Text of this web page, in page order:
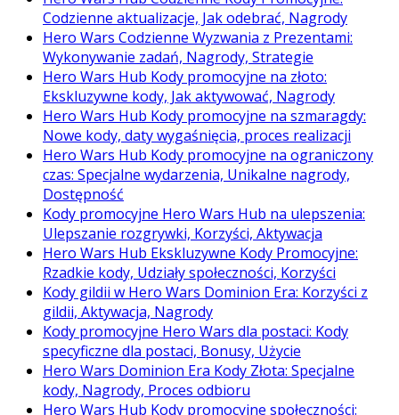
Codzienne aktualizacje, Jak odebrać, Nagrody
Hero Wars Codzienne Wyzwania z Prezentami:
Wykonywanie zadań, Nagrody, Strategie
Hero Wars Hub Kody promocyjne na złoto:
Ekskluzywne kody, Jak aktywować, Nagrody
Hero Wars Hub Kody promocyjne na szmaragdy:
Nowe kody, daty wygaśnięcia, proces realizacji
Hero Wars Hub Kody promocyjne na ograniczony
czas: Specjalne wydarzenia, Unikalne nagrody,
Dostępność
Kody promocyjne Hero Wars Hub na ulepszenia:
Ulepszanie rozgrywki, Korzyści, Aktywacja
Hero Wars Hub Ekskluzywne Kody Promocyjne:
Rzadkie kody, Udziały społeczności, Korzyści
Kody gildii w Hero Wars Dominion Era: Korzyści z
gildii, Aktywacja, Nagrody
Kody promocyjne Hero Wars dla postaci: Kody
specyficzne dla postaci, Bonusy, Użycie
Hero Wars Dominion Era Kody Złota: Specjalne
kody, Nagrody, Proces odbioru
Hero Wars Hub Kody promocyjne społeczności: